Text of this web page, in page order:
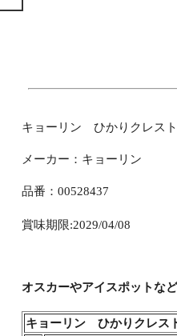
キョーリン ひかりクレ
メーカー：キョーリン
品番：00528437
賞味期限:2029/04/08
オスカーやアイスポットな
キョーリン ひかりクレ